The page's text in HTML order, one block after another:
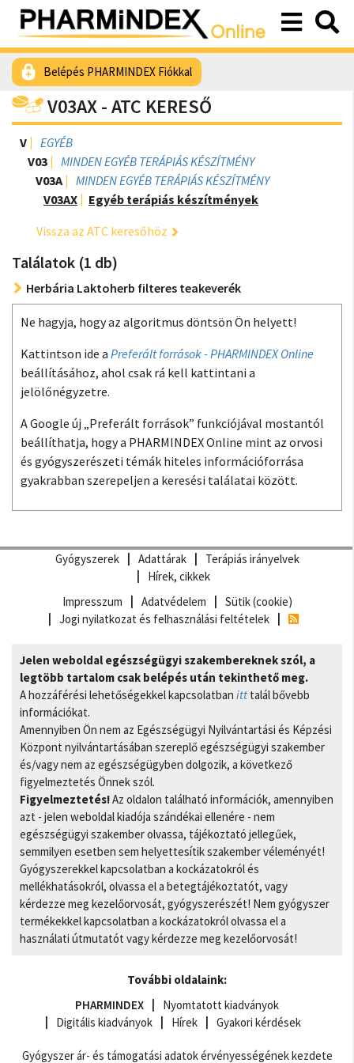
Belépés PHARMINDEX Fiókkal
V03AX - ATC KERESŐ
V
EGYÉB
V03
MINDEN EGYÉB TERÁPIÁS KÉSZÍTMÉNY
V03A
MINDEN EGYÉB TERÁPIÁS KÉSZÍTMÉNY
V03AX
Egyéb terápiás készítmények
Vissza az ATC keresőhöz
Találatok (1 db)
Herbária Laktoherb filteres teakeverék
Ne hagyja, hogy az algoritmus döntsön Ön helyett!
Kattintson ide a Preferált források - PHARMINDEX Online
beállításához, ahol csak rá kell kattintani a
jelölőnégyzetre.
A Google új „Preferált források” funkciójával mostantól
beállíthatja, hogy a PHARMINDEX Online mint az orvosi
és gyógyszerészeti témák hiteles információforrása
gyakrabban szerepeljen a keresési találatai között.
Gyógyszerek Adattárak
Terápiás irányelvek
Hírek, cikkek
Impresszum
Adatvédelem
Sütik (cookie)
Jogi nyilatkozat és felhasználási feltételek
Jelen weboldal egészségügyi szakembereknek szól, a
legtöbb tartalom csak belépés után tekinthető meg.
A hozzáférési lehetőségekkel kapcsolatban itt talál bővebb
információkat.
Amennyiben Ön nem az Egészségügyi Nyilvántartási és Képzési
Központ nyilvántartásában szereplő egészségügyi szakember
és/vagy nem az egészségügyben dolgozik, a következő
figyelmeztetés Önnek szól.
Figyelmeztetés!Az oldalon található információk, amennyiben
azt - jelen weboldal kiadója szándékai ellenére - nem
egészségügyi szakember olvassa, tájékoztató jellegűek,
semmilyen esetben sem helyettesítik szakember véleményét!
Gyógyszerekkel kapcsolatban a kockázatokról és
mellékhatásokról, olvassa el a betegtájékoztatót, vagy
kérdezze meg kezelőorvosát, gyógyszerészét! Nem gyógyszer
termékekkel kapcsolatban a kockázatokról olvassa el a
használati útmutatót vagy kérdezze meg kezelőorvosát!
További oldalaink:
PHARMINDEX
Nyomtatott kiadványok
Digitális kiadványok
Hírek Gyakori kérdések
Gyógyszer ár- és támogatási adatok érvényességének kezdete